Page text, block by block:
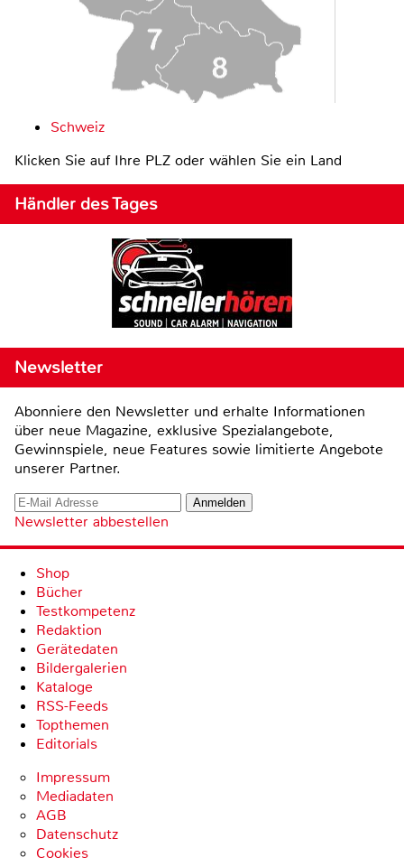
Schweiz
Klicken Sie auf Ihre PLZ oder wählen Sie ein Land
Händler des Tages
Newsletter
Abonniere den Newsletter und erhalte Informationen
über neue Magazine, exklusive Spezialangebote,
Gewinnspiele, neue Features sowie limitierte Angebote
unserer Partner.
Newsletter abbestellen
Shop
Bücher
Testkompetenz
Redaktion
Gerätedaten
Bildergalerien
Kataloge
RSS-Feeds
Topthemen
Editorials
Impressum
Mediadaten
AGB
Datenschutz
Cookies